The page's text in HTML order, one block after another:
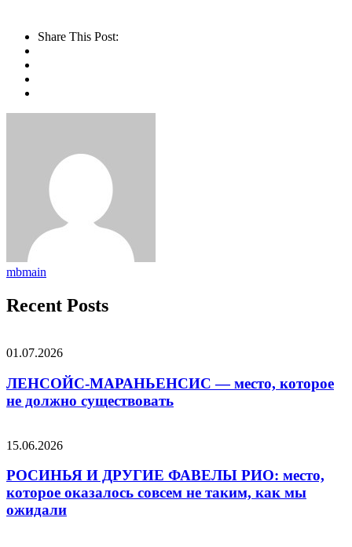
Share This Post:
mbmain
Recent Posts
01.07.2026
ЛЕНСОЙС-МАРАНЬЕНСИС — место, которое
не должно существовать
15.06.2026
РОСИНЬЯ И ДРУГИЕ ФАВЕЛЫ РИО: место,
которое оказалось совсем не таким, как мы
ожидали